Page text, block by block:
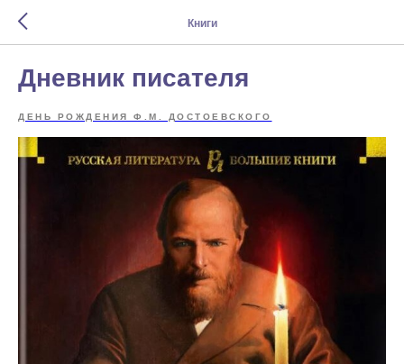
Книги
Дневник писателя
ДЕНЬ РОЖДЕНИЯ Ф.М. ДОСТОЕВСКОГО